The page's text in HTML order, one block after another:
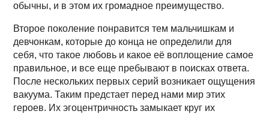
обычны, и в этом их громадное преимущество.
Второе поколение понравится тем мальчишкам и
девчонкам, которые до конца не определили для
себя, что такое любовь и какое её воплощение самое
правильное, и все еще пребывают в поисках ответа.
После нескольких первых серий возникает ощущения
вакуума. Таким предстает перед нами мир этих
героев. Их эгоцентричность замыкает круг их